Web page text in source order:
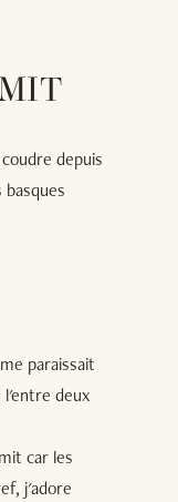
depuis
paraissait
l'entre deux
car les
j'adore